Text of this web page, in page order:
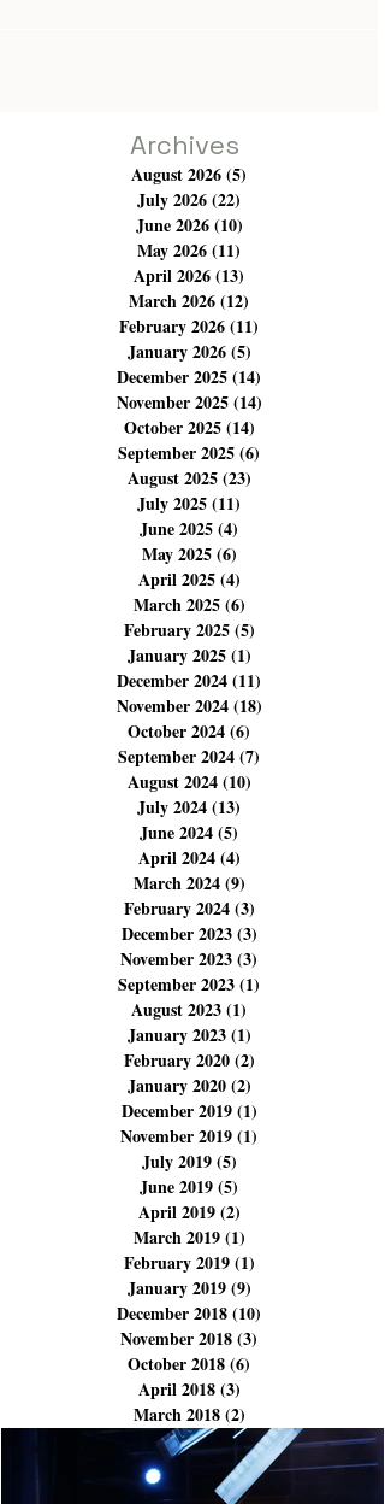
العربية في أفقها الرحب. فأحلام سبقت حضورها
بإشارات وتصريحات أكدت إمتنانها لتونس و
Archives
August 2026 (5)
July 2026 (22)22 posts
June 2026(10)10 posts
May 2026(11)11 posts
April 2026(13)13 posts
March 2026(12)12 posts
February 2026 (11)11 posts
January 2026 (5)5 posts
December 2025(14)
November 2025(14)
October 2025 (14)
September 2025
August 2025(23)
July 2025(11)
June 2025(4)4 posts
May 2025(6)6 posts
April 2025(4)4 posts
March 2025(6)6 posts
February 2025 (5)5 posts
January 2025 (1)
December 2024(11)
November 2024(18)
October 2024(6)
September 2024
August 2024 (10)
July 2024(13)13 posts
June 2024(5)5 posts
April 2024(4)4 posts
March 2024(9)9 posts
February 2024(3)3 posts
December 2023(3)
November 2023 (3)
September 2023 (1)
August 2023 (1)1 post
January 2023(1)1 post
February 2020 (2)2 posts
January 2020(2)
December 2019(1)
November 2019(1)
July 2019 (5)5 posts
June 2019(5)5 posts
April 2019(2)2 posts
March 2019(1)1 post
February 2019 (1)1 post
January 2019 (9)
December 2018(10)
November 2018(3)
October 2018
(6) 6 posts
April 2018
(3)3 posts
March 2018(2)2 posts